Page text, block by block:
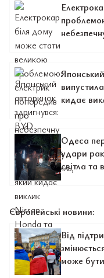
кидає
Одеса
удари
світла та
Європейські новини:
Від
може